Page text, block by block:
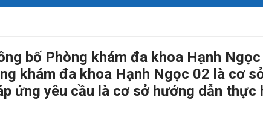
bố Phòng khám đa khoa Hạnh
khám đa khoa Hạnh Ngọc 02 là cơ
ứng yêu cầu là cơ sở hướng dẫn thực